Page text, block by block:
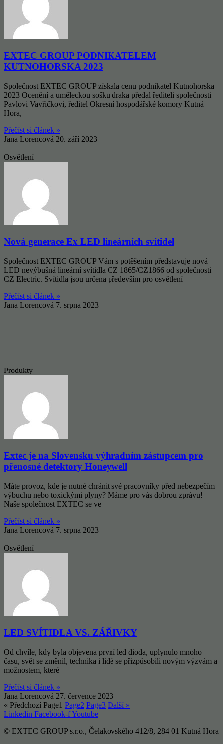
EXTEC GROUP PODNIKATELEM
KUTNOHORSKA 2023
Společnost EXTEC GROUP získala cenu podnikatel Kutnohorska
2023 Ocenění a uměleckou sošku draka předal řediteli společnosti
Pavlovi Vavřičkovi, ředitel Okresní hospodářské komory Kutná
Hora,
Přečíst si článek »
Jana Lorencová 20. září 2023
Osvětlení
Nová generace Ex LED lineárních svítidel
Společnost EXTEC GROUP Vám s potěšením představuje nová
LED nevýbušná lineární svítidla CZ 1865/CZ1866 od společnosti
CZ Electric. Svítidla jsou určena především pro osvětlení
Přečíst si článek »
Jana Lorencová 7. srpna 2023
Produkty
Extec je na Slovensku výhradním zástupcem pro
přenosné detektory Honeywell
Máte provoz, kde je nutné chránit své pracovníky před nebezpečím
výbuchu nebo toxickými plyny? Máme pro vás dobrou zprávu!
Naše společnost EXTEC se ve
Přečíst si článek »
Jana Lorencová 7. srpna 2023
Osvětlení
LED SVÍTIDLA VS. ZÁŘIVKY
Od chvíle, kdy byla objevena první led dioda, uplynulo mnoho
času, svět se změnil, technika i lidé se přizpůsobili novým výzvám a
možnostem, které
Přečíst si článek »
Jana Lorencová 27. července 2023
« Předchozí Page1 Page2 Page3 Další »
Linkedin Facebook-fYoutube
© EXTEC GROUP s.r.o., Čelakovského 412/8, 284 01 Kutná Hora